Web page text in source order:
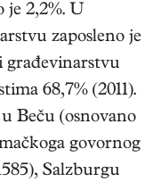
je 2,2%. U
zaposleno je
68,7% (2011).
Beču (osnovano
govornog
Salzburgu